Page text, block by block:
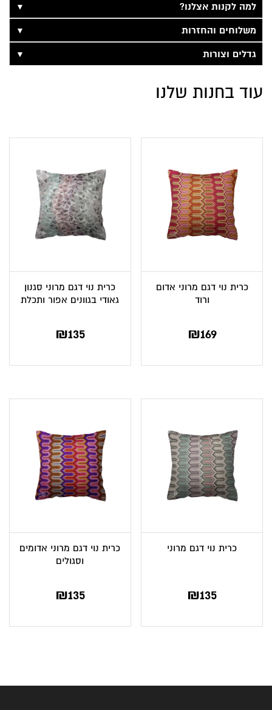
למה לקנות אצלנו?
▼
משלוחים והחזרות
▼
גדלים וצורות
▼
עוד בחנות שלנו
כרית נוי דגם מרוני אדום
ורוד
₪169
כרית נוי דגם מרוני סגנון
גאודי בגוונים אפור ותכלת
₪135
כרית נוי דגם מרוני
₪135
כרית נוי דגם מרוני אדומים
וסגולים
₪135